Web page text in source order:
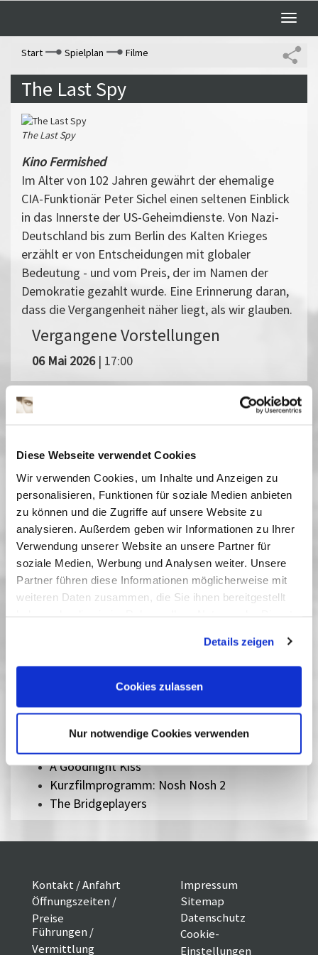
Diese Webseite verwendet Cookies
Wir verwenden Cookies, um Inhalte und Anzeigen zu
personalisieren, Funktionen für soziale Medien anbieten
zu können und die Zugriffe auf unsere Website zu
analysieren. Außerdem geben wir Informationen zu Ihrer
Verwendung unserer Website an unsere Partner für
soziale Medien, Werbung und Analysen weiter. Unsere
Partner führen diese Informationen möglicherweise mit
weiteren Daten zusammen, die Sie ihnen bereitgestellt
Cookies, wenn Sie unsere Webseite weiterhin nutzen.
Details zeigen
Cookies zulassen
Nur notwendige Cookies verwenden
Toggle
Start
Spielplan Filme
The Last Spy
The Last Spy
Kino Fermished
Im Alter von 102 Jahren gewährt der ehemalige
CIA-Funktionär Peter Sichel einen seltenen Einblick
in das Innerste der US-Geheimdienste. Von Nazi-
Deutschland bis zum Berlin des Kalten Krieges
erzählt er von Entscheidungen mit globaler
Bedeutung - und vom Preis, der im Namen der
Demokratie gezahlt wurde. Eine Erinnerung daran,
dass die Vergangenheit näher liegt, als wir glauben.
Vergangene Vorstellungen
06 Mai 2026| 17:00
Jüdisches Filmfestival Berlin
Filmfestival vom 5. bis 10. Mai 2026Das Jüdische Filmfestival
Berlin Brandenburg (JFBB) lädt dazu ein, die Vielfalt jüdischer
Perspektiven im Kino zu entdecken. Mit 60 Filmen aus 21
Ländern, zwei Wettbewerben und mehreren Spezialreihen ist es
das wichtigste Forum für jüdisches Kino in Europa. Gespräche
mit internationalen Gästen und Podiumsdiskussionen begleiten
das Programm. Ob komisch oder tragisch, dokumentarisch oder
fiktional - die Filme des 32. JFBB regen zum gemeinsamen
Nachdenken an. Im Filmmuseum Potsdam präsentiert das JFBB
Beiträge aus den Wettbewerben Spiel- und Dokumentarfilm,
Filme aus den Sonderreihen »Nordic Jewish Focus« sowie »The
A Jewish Problem / Scenes from the Divide
Negative Capability
The Smugglers / Butcher's Stain
A Goodnight Kiss
Kurzfilmprogramm: Nosh Nosh 2
The Bridgeplayers
Kontakt / Anfahrt
Öffnungszeiten /
Preise
Führungen /
Vermittlung
Impressum
Sitemap
Datenschutz
Cookie-
Einstellungen